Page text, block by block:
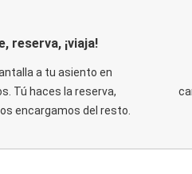
reserva, ¡viaja!
a tu asiento en
Tú haces la reserva,
encargamos del resto.